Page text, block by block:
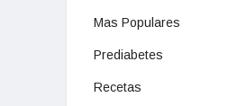
Mas Populares
Prediabetes
Recetas